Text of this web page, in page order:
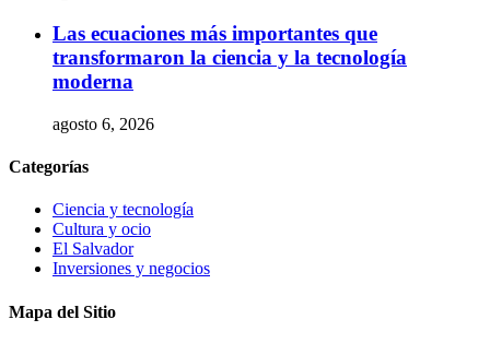
Las ecuaciones más importantes que
transformaron la ciencia y la tecnología
moderna
agosto 6, 2026
Categorías
Ciencia y tecnología
Cultura y ocio
El Salvador
Inversiones y negocios
Mapa del Sitio